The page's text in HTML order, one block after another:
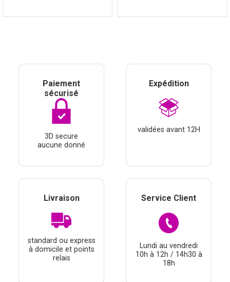
Paiement
sécurisé
3D secure
aucune donné
Expédition
validées avant 12H
Livraison
standard ou express
à domicile et points
relais
Service Client
Lundi au vendredi
10h à 12h / 14h30 à
18h